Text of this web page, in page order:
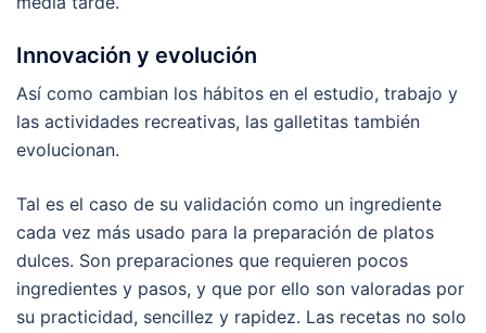
Innovación y evolución
Así como cambian los hábitos en el estudio, trabajo y
las actividades recreativas, las galletitas también
evolucionan.
Tal es el caso de su validación como un ingrediente
cada vez más usado para la preparación de platos
dulces. Son preparaciones que requieren pocos
ingredientes y pasos, y que por ello son valoradas por
su practicidad, sencillez y rapidez. Las recetas no solo